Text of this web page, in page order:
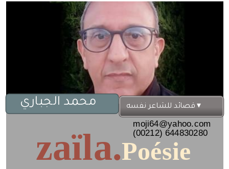
zaïla.Poésie
قصائد للشاعر نفسه ▾ محمد الجباري
moji64@yahoo.com
(00212) 644830280